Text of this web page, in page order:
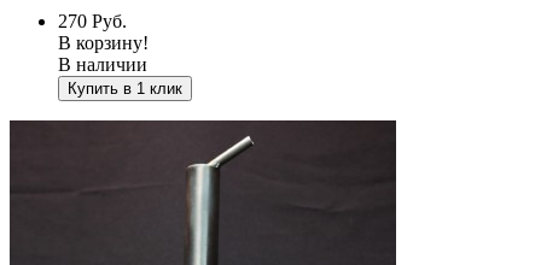
270 Руб.
В корзину!
В наличии
Купить в 1 клик